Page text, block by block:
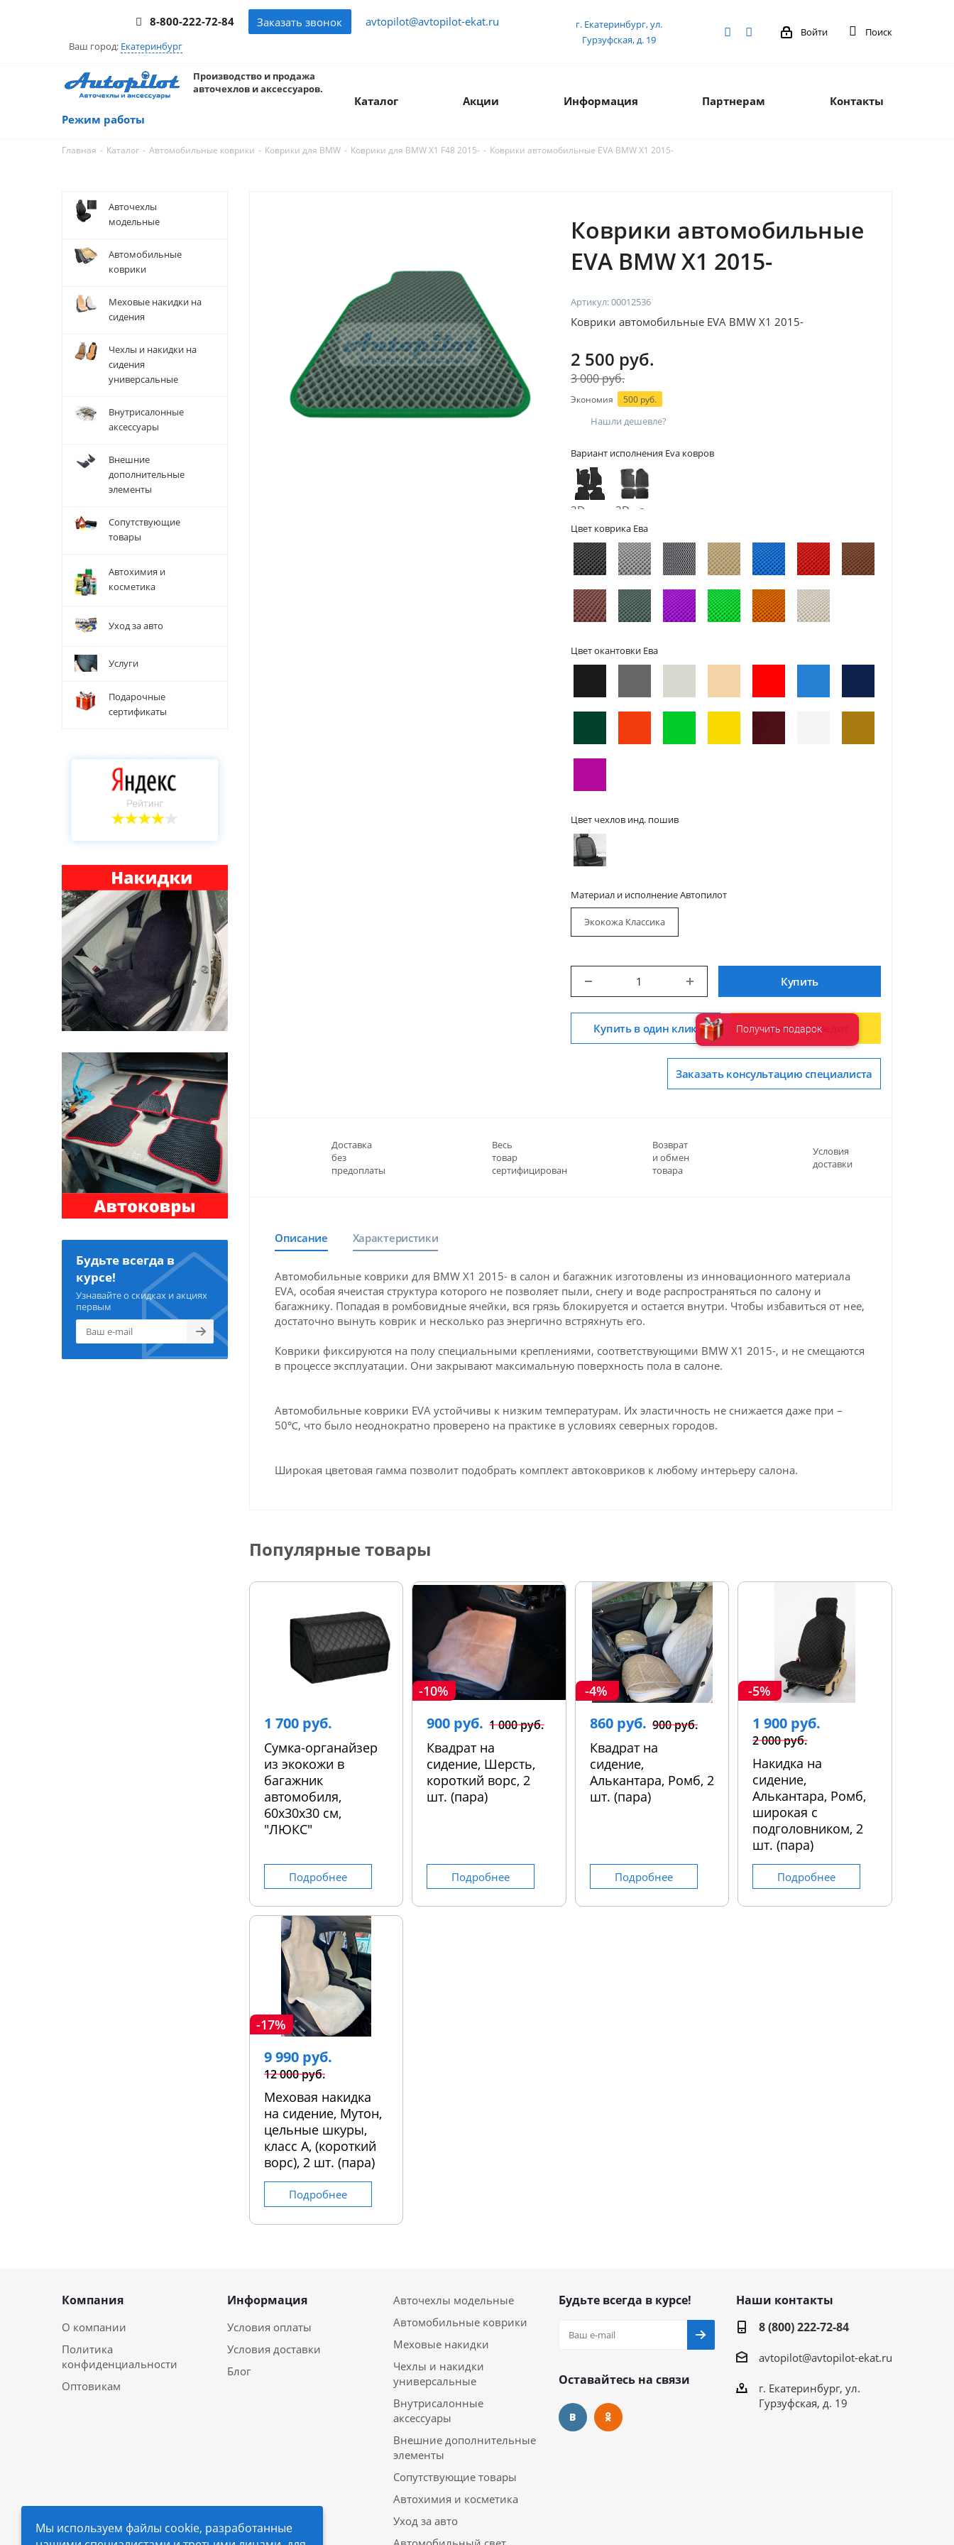
8-800-222-72-84 Заказать звонок avtopilot@avtopilot-ekat.ru
Ваш город: Екатеринбург
г. Екатеринбург, ул.
Гурзуфская, д. 19
Войти Поиск
Производство и продажа
авточехлов и аксессуаров.
Режим работы
Каталог Акции Информация Партнерам Контакты
Главная - Каталог - Автомобильные коврики - Коврики для BMW - Коврики для BMW X1 F48 2015- - Коврики автомобильные EVA BMW X1 2015-
Авточехлы
модельные
Автомобильные
коврики
Меховые накидки на
сидения
Чехлы и накидки на
сидения
универсальные
Внутрисалонные
аксессуары
Внешние
дополнительные
элементы
Сопутствующие
товары
Автохимия и
косметика
Уход за авто
Услуги
Подарочные
сертификаты
Будьте всегда в
курсе!
Узнавайте о скидках и акциях
первым
Коврики автомобильные
EVA BMW X1 2015-
Артикул:00012536
Коврики автомобильные EVA BMW X1 2015-
2 500 руб.
3 000 руб.
Экономия 500 руб.
Нашли дешевле?
Вариант исполнения Eva ковров
2D -
без
бортов
3D - с
бортами
Цвет коврика Ева
Цвет окантовки Ева
Цвет чехлов инд. пошив
Материал и исполнение Автопилот
Экокожа Классика
Купить
Купить в один клик Купить в кредит
Заказать консультацию специалиста
Доставка
без
предоплаты
Весь
товар
сертифицирован
Возврат
и обмен
товара
Условия
доставки
Описание Характеристики
Автомобильные коврики для BMW X1 2015- в салон и багажник изготовлены из инновационного материала
EVA, особая ячеистая структура которого не позволяет пыли, снегу и воде распространяться по салону и
багажнику. Попадая в ромбовидные ячейки, вся грязь блокируется и остается внутри. Чтобы избавиться от нее,
достаточно вынуть коврик и несколько раз энергично встряхнуть его.
Коврики фиксируются на полу специальными креплениями, соответствующими BMW X1 2015-, и не смещаются
в процессе эксплуатации. Они закрывают максимальную поверхность пола в салоне.
Автомобильные коврики EVA устойчивы к низким температурам. Их эластичность не снижается даже при –
50℃, что было неоднократно проверено на практике в условиях северных городов.
Широкая цветовая гамма позволит подобрать комплект автоковриков к любому интерьеру салона.
Популярные товары
1 700 руб.
Сумка-органайзер
из экокожи в
багажник
автомобиля,
60х30х30 см,
"ЛЮКС"
Подробнее
-10%
900 руб. 1 000 руб.
Квадрат на
сидение, Шерсть,
короткий ворс, 2
шт. (пара)
Подробнее
-4%
860 руб. 900 руб.
Квадрат на
сидение,
Алькантара, Ромб, 2
шт. (пара)
Подробнее
-5%
1 900 руб.
2 000 руб.
Накидка на
сидение,
Алькантара, Ромб,
широкая с
подголовником, 2
шт. (пара)
Подробнее
-17%
9 990 руб.
12 000 руб.
Меховая накидка
на сидение, Мутон,
цельные шкуры,
класс А, (короткий
ворс), 2 шт. (пара)
Подробнее
Компания
О компании
Политика
конфиденциальности
Оптовикам
Информация
Условия оплаты
Условия доставки
Блог
Авточехлы модельные
Автомобильные коврики
Меховые накидки
Чехлы и накидки
универсальные
Внутрисалонные
аксессуары
Внешние дополнительные
элементы
Сопутствующие товары
Автохимия и косметика
Уход за авто
Будьте всегда в курсе!
Оставайтесь на связи
Наши контакты
8 (800) 222-72-84
avtopilot@avtopilot-ekat.ru
г. Екатеринбург, ул.
Гурзуфская, д. 19
Мы используем файлы cookie, разработанные
Получить подарок